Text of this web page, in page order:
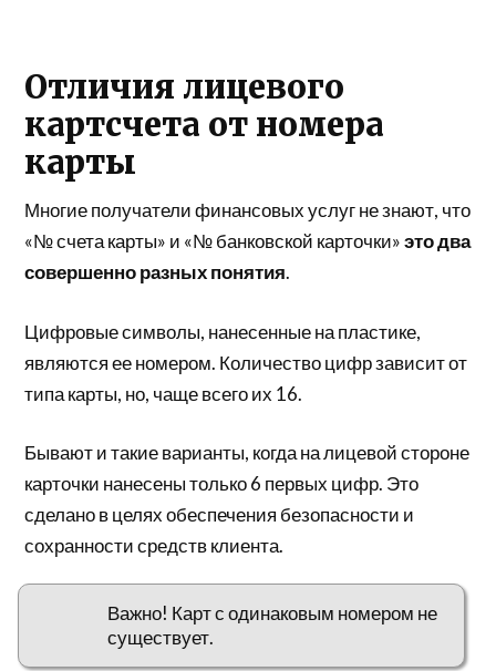
Отличия лицевого
картсчета от номера
карты
Многие получатели финансовых услуг не знают, что
«№ счета карты» и «№ банковской карточки»это два
совершенно разных понятия.
Цифровые символы, нанесенные на пластике,
являются ее номером. Количество цифр зависит от
типа карты, но, чаще всего их 16.
Бывают и такие варианты, когда на лицевой стороне
карточки нанесены только 6 первых цифр. Это
сделано в целях обеспечения безопасности и
сохранности средств клиента.
Важно! Карт с одинаковым номером не
существует.